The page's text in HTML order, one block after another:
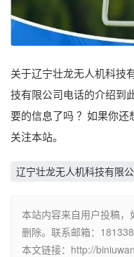
关于辽宁壮龙无人机科技
技有限公司电话的介绍到
要的信息了吗 ？如果你
关注本站。
辽宁壮龙无人机科技有限
本站内容来自用户投稿
删除。联系邮箱：
本文链接：http://